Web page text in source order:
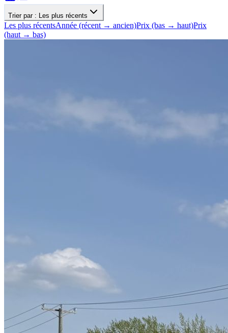
Trier par : Les plus récents
Les plus récentsAnnée (récent → ancien)Prix (bas → haut)Prix
(haut → bas)